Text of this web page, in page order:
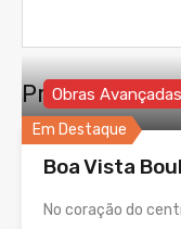
Propriedades
Em Destaque
Obras Avançadas
Boa Vista
No coração do